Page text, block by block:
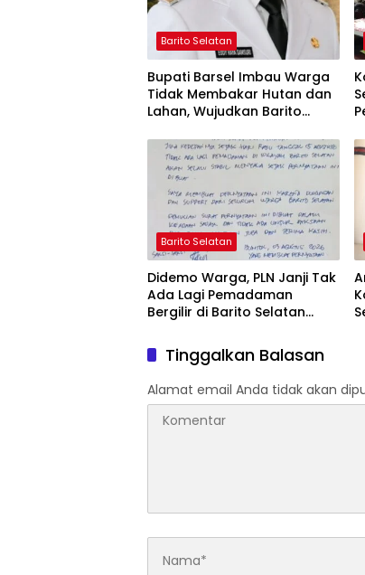
Barito Selatan
Bupati Barsel Imbau Warga
Tidak Membakar Hutan dan
Lahan, Wujudkan Barito
Barito Selatan
Didemo Warga, PLN Janji Tak
Ada Lagi Pemadaman
Bergilir di Barito Selatan
Tinggalkan Balasan
Alamat email Anda tidak akan